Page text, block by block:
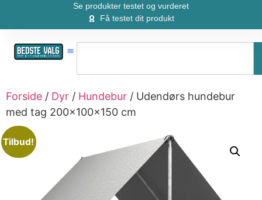
Se produkter testet og vurderet
Få testet dit produkt
Forside / Dyr / Hundebur / Udendørs hundebur
med tag 200x100x150 cm
Tilbud!